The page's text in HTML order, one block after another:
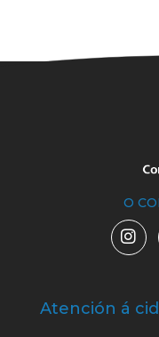
O
Atención á